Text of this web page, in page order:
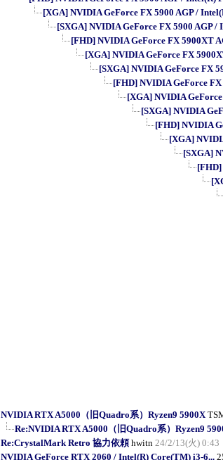
[XGA] NVIDIA GeForce FX 5900 AGP /
[SXGA] NVIDIA GeForce FX 5900 AGP /
[FHD] NVIDIA GeForce FX 5900XT
[XGA] NVIDIA GeForce FX
[SXGA] NVIDIA GeForce FX
[FHD] NVIDIA GeForce FX
[XGA] NVIDIA
[SXGA] NVIDIA
[FHD] NVIDIA
[XGA]
[SXGA]
[FHD]
NVIDIA RTX A5000（旧Quadro系）Ryzen9 5900X
Re:NVIDIA RTX A5000（旧Quadro系）Ryzen9
Re:CrystalMark Retro 協力依頼 hwitn 24/2/13(火) 0:43
NVIDIA GeForce RTX 2060 / Intel(R) Core(TM) i3-6...